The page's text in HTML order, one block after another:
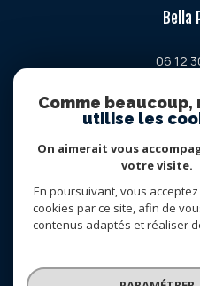
Bella
06 12
Chemin de la
34380
Nous
Comme beaucoup,
utilise les
On aimerait vous
votre visite.
En poursuivant, vous
cookies par ce site, afin de
contenus adaptés et réaliser